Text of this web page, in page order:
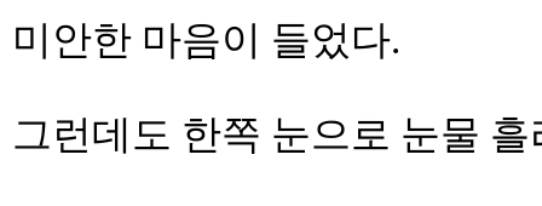
미안한 마음이 들었다.
그런데도 한쪽 눈으로 눈물 흘